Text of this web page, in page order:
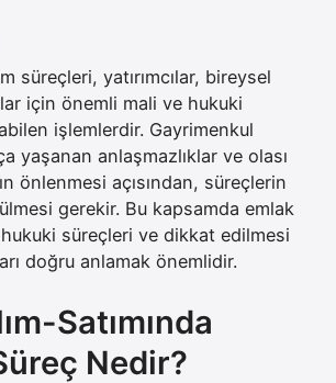
süreçleri, yatırımcılar, bireysel
için önemli mali ve hukuki
işlemlerdir. Gayrimenkul
yaşanan anlaşmazlıklar ve olası
önlenmesi açısından, süreçlerin
gerekir. Bu kapsamda emlak
hukuki süreçleri ve dikkat edilmesi
doğru anlamak önemlidir.
Satımında
Nedir?